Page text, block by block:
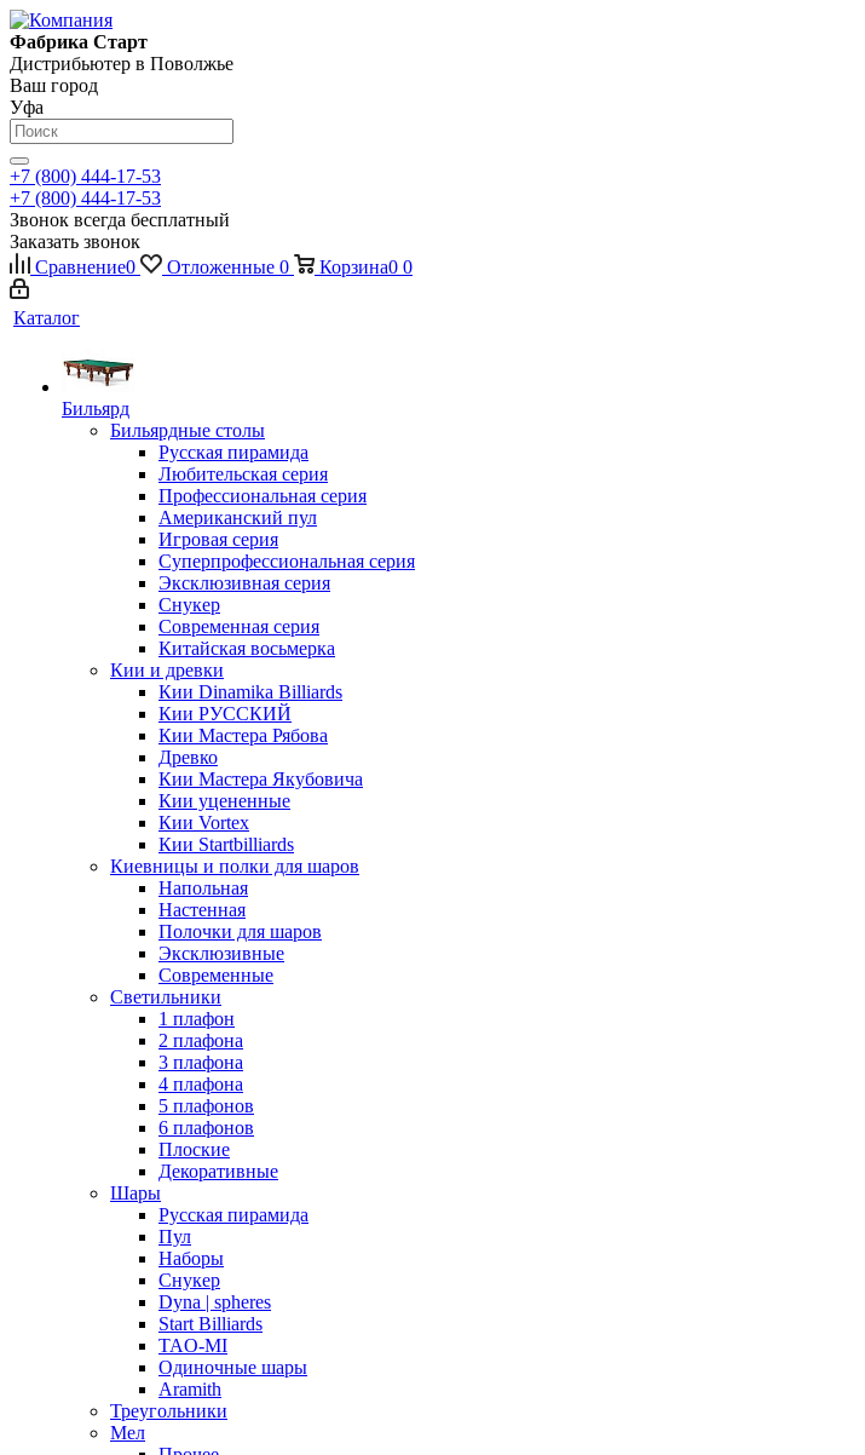
Фабрика Старт
Дистрибьютер в Поволжье
Ваш город
Уфа
+7 (800) 444-17-53
+7 (800) 444-17-53
Звонок всегда бесплатный
Заказать звонок
Сравнение0 Отложенные 0 Корзина0 0
Каталог
Бильярд
Бильярдные столы
Русская пирамида
Любительская серия
Профессиональная серия
Американский пул
Игровая серия
Суперпрофессиональная серия
Эксклюзивная серия
Снукер
Современная серия
Китайская восьмерка
Кии и древки
Кии Dinamika Billiards
Кии РУССКИЙ
Кии Мастера Рябова
Древко
Кии Мастера Якубовича
Кии уцененные
Кии Vortex
Кии Startbilliards
Киевницы и полки для шаров
Напольная
Настенная
Полочки для шаров
Эксклюзивные
Современные
Светильники
1 плафон
2 плафона
3 плафона
4 плафона
5 плафонов
6 плафонов
Плоские
Декоративные
Шары
Русская пирамида
Пул
Наборы
Снукер
Dyna | spheres
Start Billiards
TAO-MI
Одиночные шары
Aramith
Треугольники
Мел